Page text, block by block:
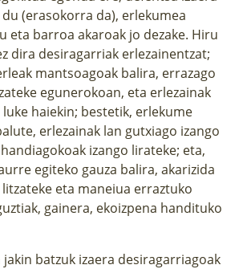
(erasokorra da), erlekumea
eta barroa akaroak jo dezake. Hiru
dira desiragarriak erlezainentzat;
mantsoagoak balira, errazago
egunerokoan, eta erlezainak
haiekin; bestetik, erlekume
erlezainak lan gutxiago izango
izango lirateke; eta,
egiteko gauza balira, akarizida
eta maneiua erraztuko
gainera, ekoizpena handituko
batzuk izaera desiragarriagoak